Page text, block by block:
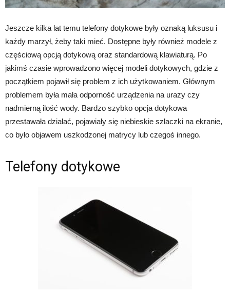
Jeszcze kilka lat temu telefony dotykowe były oznaką luksusu i
każdy marzył, żeby taki mieć. Dostępne były również modele z
częściową opcją dotykową oraz standardową klawiaturą. Po
jakimś czasie wprowadzono więcej modeli dotykowych, gdzie z
początkiem pojawił się problem z ich użytkowaniem. Głównym
problemem była mała odporność urządzenia na urazy czy
nadmierną ilość wody. Bardzo szybko opcja dotykowa
przestawała działać, pojawiały się niebieskie szlaczki na ekranie,
co było objawem uszkodzonej matrycy lub czegoś innego.
Telefony dotykowe